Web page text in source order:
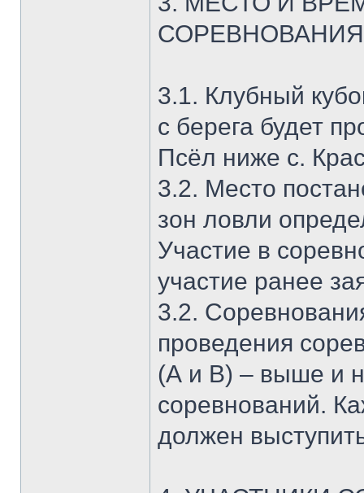
СОРЕВНОВАНИЯ
3.1. Клубный
с берега будет
Псёл ниже с.
3.2. Место
зон ловли
Участие в
участие ранее
3.2.
проведения
(А и В) – выше и
соревнований.
должен